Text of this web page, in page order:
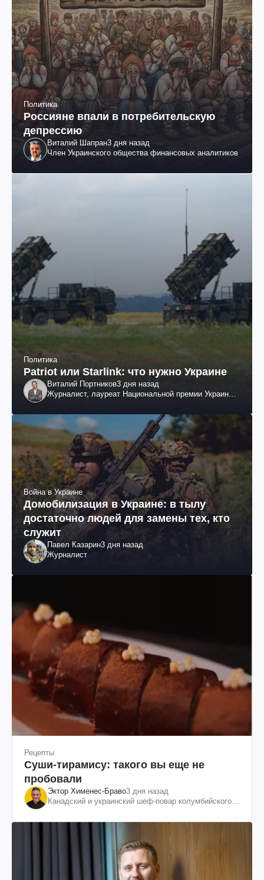
Политика
Россияне впали в потребительскую
депрессию
Виталий Шапран3 дня назад
Член Украинского общества финансовых аналитиков
Политика
Patriot или Starlink: что нужно Украине
Виталий Портников3 дня назад
Журналист, лауреат Национальной премии Украины
Война в Украине
Домобилизация в Украине: в тылу
достаточно людей для замены тех, кто
служит
Павел Казарин3 дня назад
Журналист
Рецепты
Суши-тирамису: такого вы еще не
пробовали
Эктор Хименес-Браво3 дня назад
Канадский и украинский шеф-повар колумбийского